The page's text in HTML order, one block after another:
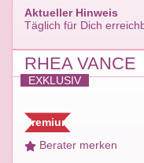
Aktueller Hinweis
Täglich für Dich
RHEA VANCE
EXKLUSIV
Premium
Berater merken